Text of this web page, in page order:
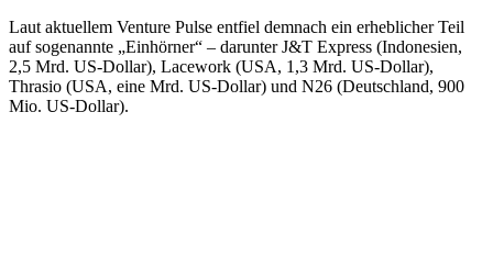
Laut aktuellem Venture Pulse entfiel demnach ein erheblicher Teil
auf sogenannte „Einhörner“ – darunter J&T Express (Indonesien,
2,5 Mrd. US-Dollar), Lacework (USA, 1,3 Mrd. US-Dollar),
Thrasio (USA, eine Mrd. US-Dollar) und N26 (Deutschland, 900
Mio. US-Dollar).